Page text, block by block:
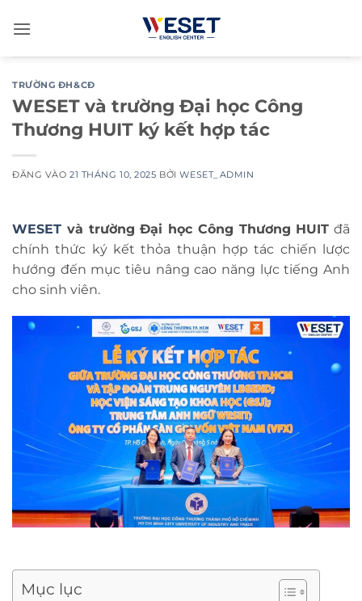
qua
TRƯỜNG ĐH&CĐ
WESET và trường Đại học Công
Thương HUIT ký kết hợp tác
ĐĂNG VÀO21 THÁNG 10, 2025 BỞIWESET_ADMIN
WESET và trường Đại học Công Thương HUIT đã
chính thức ký kết thỏa thuận hợp tác chiến lược
hướng đến mục tiêu nâng cao năng lực tiếng Anh
cho sinh viên.
Mục lục